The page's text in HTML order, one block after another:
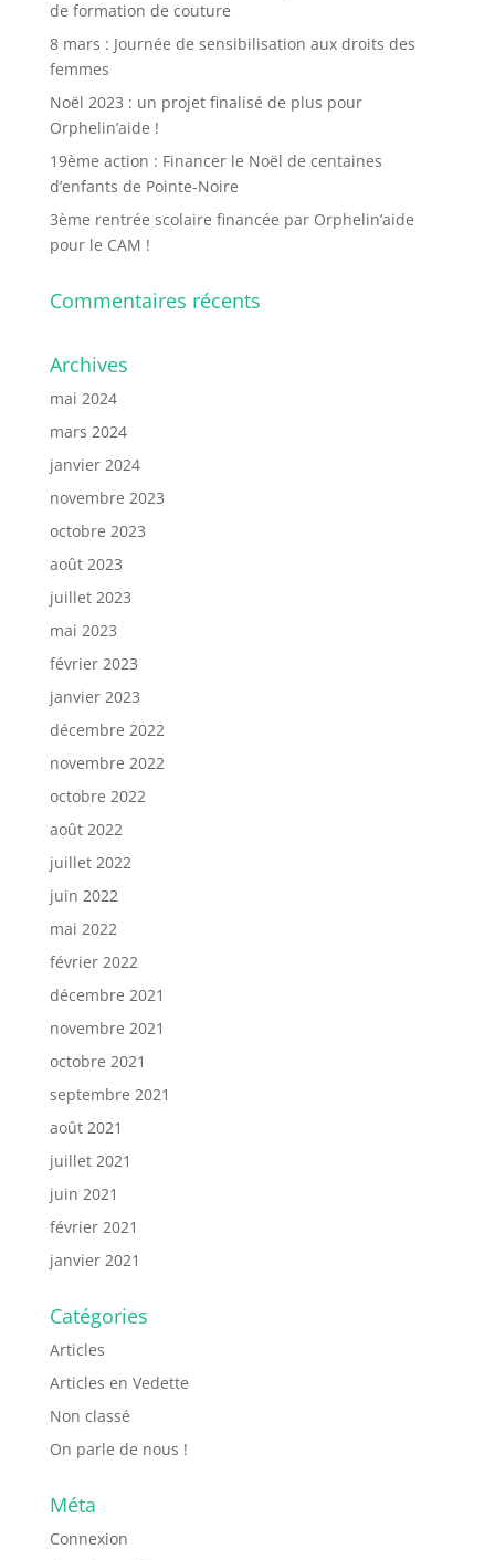
de formation de couture
8 mars : Journée de sensibilisation aux droits des
femmes
Noël 2023 : un projet finalisé de plus pour
Orphelin’aide !
19ème action : Financer le Noël de centaines
d’enfants de Pointe-Noire
3ème rentrée scolaire financée par Orphelin’aide
pour le CAM !
Commentaires récents
Archives
mai 2024
mars 2024
janvier 2024
novembre 2023
octobre 2023
août 2023
juillet 2023
mai 2023
février 2023
janvier 2023
décembre 2022
novembre 2022
octobre 2022
août 2022
juillet 2022
juin 2022
mai 2022
février 2022
décembre 2021
novembre 2021
octobre 2021
septembre 2021
août 2021
juillet 2021
juin 2021
février 2021
janvier 2021
Catégories
Articles
Articles en Vedette
Non classé
On parle de nous !
Méta
Connexion